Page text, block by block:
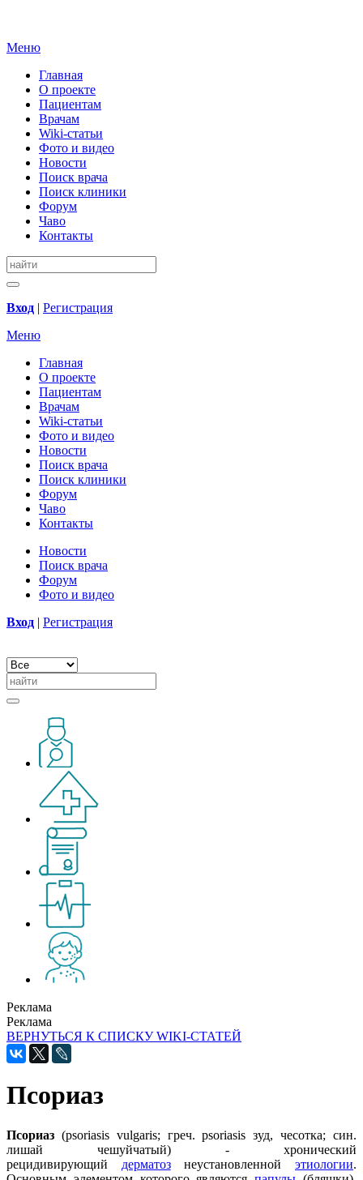
Меню
Главная
О проекте
Пациентам
Врачам
Wiki-статьи
Фото и видео
Новости
Поиск врача
Поиск клиники
Форум
Чаво
Контакты
Вход | Регистрация
Меню
Главная
О проекте
Пациентам
Врачам
Wiki-статьи
Фото и видео
Новости
Поиск врача
Поиск клиники
Форум
Чаво
Контакты
Новости
Поиск врача
Форум
Фото и видео
Вход | Регистрация
Реклама
Реклама
ВЕРНУТЬСЯ К СПИСКУ WIKI-СТАТЕЙ
Псориаз
Псориаз (psoriasis vulgaris; греч. psoriasis зуд, чесотка; син.
лишай чешуйчатый) - хронический
рецидивирующий дерматознеустановленнойэтиологии.